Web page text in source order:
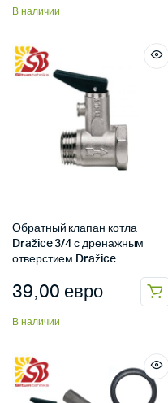
В наличии
Обратный клапан котла
Dražice 3/4 с дренажным
отверстием Dražice
39,00 евро
В наличии